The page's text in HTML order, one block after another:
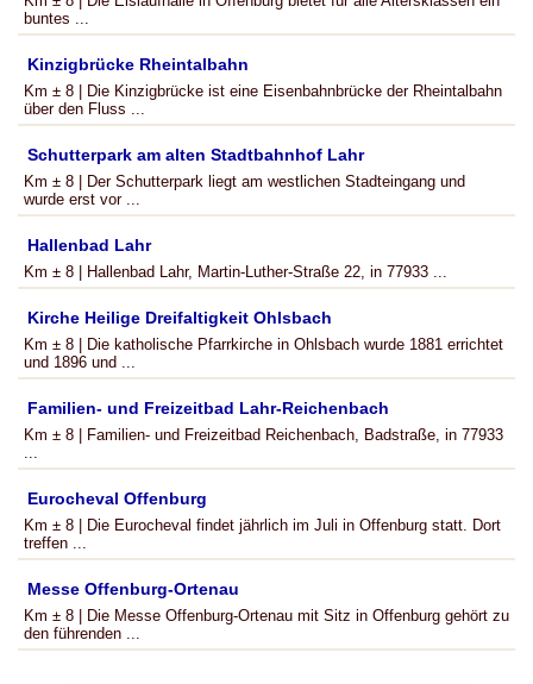
buntes ...
Kinzigbrücke Rheintalbahn
Km ± 8 | Die Kinzigbrücke ist eine Eisenbahnbrücke der Rheintalbahn
über den Fluss ...
Schutterpark am alten Stadtbahnhof Lahr
Km ± 8 | Der Schutterpark liegt am westlichen Stadteingang und
wurde erst vor ...
Hallenbad Lahr
Km ± 8 | Hallenbad Lahr, Martin-Luther-Straße 22, in 77933 ...
Kirche Heilige Dreifaltigkeit Ohlsbach
Km ± 8 | Die katholische Pfarrkirche in Ohlsbach wurde 1881 errichtet
und 1896 und ...
Familien- und Freizeitbad Lahr-Reichenbach
Km ± 8 | Familien- und Freizeitbad Reichenbach, Badstraße, in 77933
...
Eurocheval Offenburg
Km ± 8 | Die Eurocheval findet jährlich im Juli in Offenburg statt. Dort
treffen ...
Messe Offenburg-Ortenau
Km ± 8 | Die Messe Offenburg-Ortenau mit Sitz in Offenburg gehört zu
den führenden ...